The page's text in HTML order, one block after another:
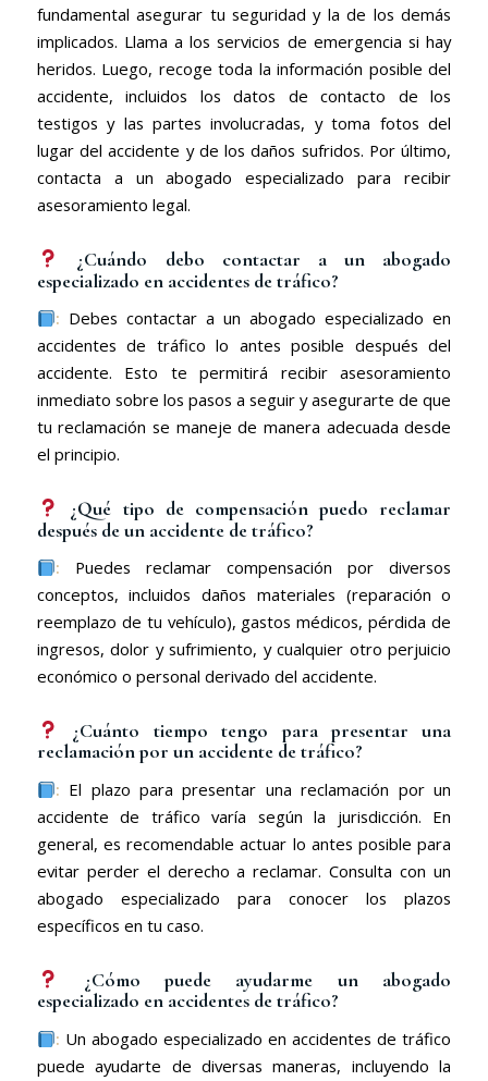
fundamental asegurar tu seguridad y la de los demás
implicados. Llama a los servicios de emergencia si hay
heridos. Luego, recoge toda la información posible del
accidente, incluidos los datos de contacto de los
testigos y las partes involucradas, y toma fotos del
lugar del accidente y de los daños sufridos. Por último,
contacta a un abogado especializado para recibir
asesoramiento legal.
¿Cuándo debo contactar a un abogado
especializado en accidentes de tráfico?
: Debes contactar a un abogado especializado en
accidentes de tráfico lo antes posible después del
accidente. Esto te permitirá recibir asesoramiento
inmediato sobre los pasos a seguir y asegurarte de que
tu reclamación se maneje de manera adecuada desde
el principio.
¿Qué tipo de compensación puedo reclamar
después de un accidente de tráfico?
: Puedes reclamar compensación por diversos
conceptos, incluidos daños materiales (reparación o
reemplazo de tu vehículo), gastos médicos, pérdida de
ingresos, dolor y sufrimiento, y cualquier otro perjuicio
económico o personal derivado del accidente.
¿Cuánto tiempo tengo para presentar una
reclamación por un accidente de tráfico?
: El plazo para presentar una reclamación por un
accidente de tráfico varía según la jurisdicción. En
general, es recomendable actuar lo antes posible para
evitar perder el derecho a reclamar. Consulta con un
abogado especializado para conocer los plazos
específicos en tu caso.
¿Cómo puede ayudarme un abogado
especializado en accidentes de tráfico?
: Un abogado especializado en accidentes de tráfico
puede ayudarte de diversas maneras, incluyendo la